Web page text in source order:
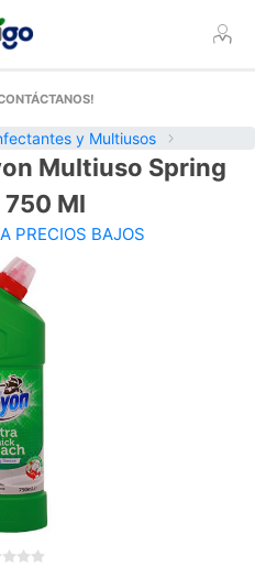
y Multiusos
Multiuso Spring
750 Ml
PRECIOS BAJOS